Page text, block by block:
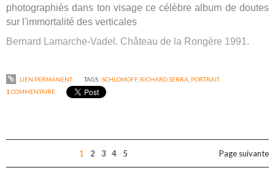
photographiés dans ton visage ce célèbre album de doutes
sur l'immortalité des verticales
Bernard Lamarche-Vadel. Château de la Rongère 1991.
LIEN PERMANENT TAGS :SCHLOMOFF, RICHARD SERRA PORTRAIT
1 COMMENTAIRE
1 2 3 4 5 Page suivante